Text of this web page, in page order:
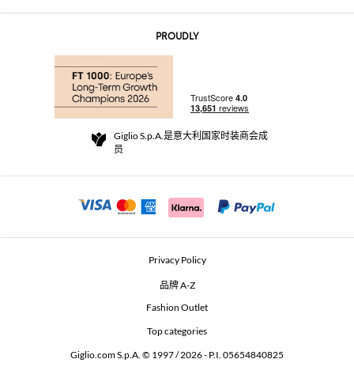
Community Store
Beauty Seekers VIP Club
退货与退款
For a safe shopping experience
Security Communication
PROUDLY
Giglio S.p.A.是意大利国家时装商会成
员
Privacy Policy
品牌 A-Z
Fashion Outlet
Top categories
Giglio.com S.p.A. © 1997 / 2026 - P.I. 05654840825